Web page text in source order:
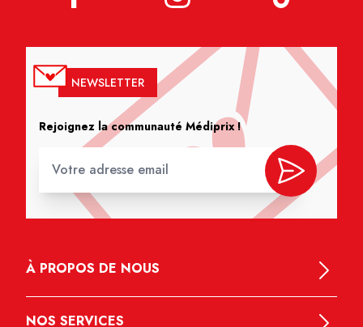
NEWSLETTER
Rejoignez la communauté Médiprix !
À PROPOS DE NOUS
NOS SERVICES